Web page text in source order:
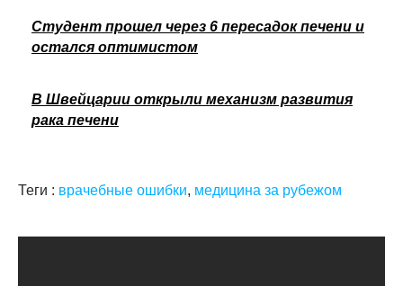
Студент прошел через 6 пересадок печени и
остался оптимистом
В Швейцарии открыли механизм развития
рака печени
Теги : врачебные ошибки, медицина за рубежом